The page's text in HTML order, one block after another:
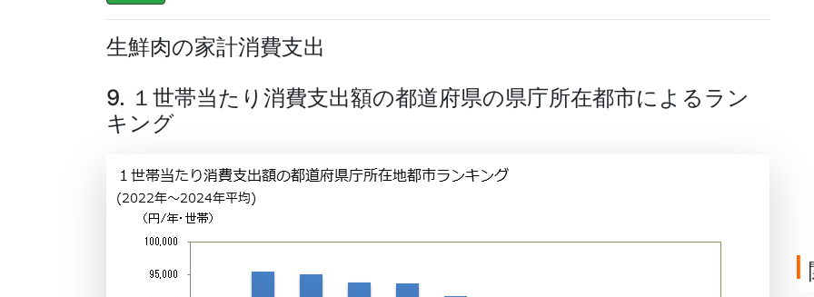
生鮮肉の家計消費支出
9. １世帯当たり消費支出額の都道府県の県庁所在都市によるラン
キング